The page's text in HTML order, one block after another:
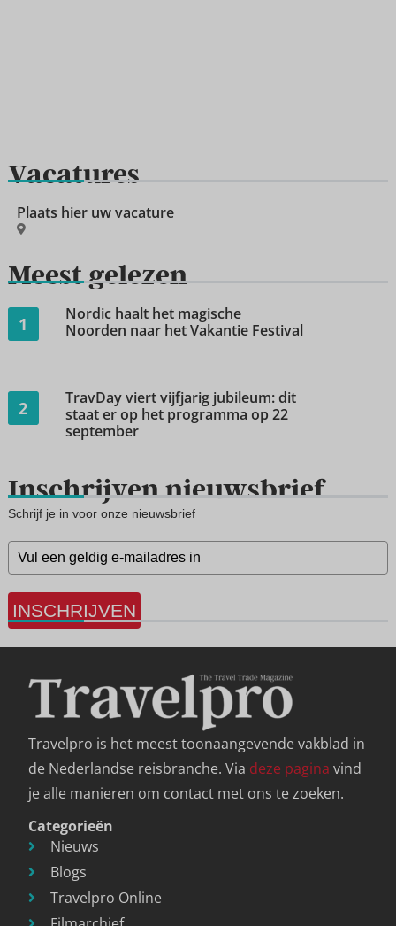
Vacatures
Plaats hier uw vacature
Meest gelezen
1
Nordic haalt het magische
Noorden naar het Vakantie Festival
2
TravDay viert vijfjarig jubileum: dit
staat er op het programma op 22
september
Inschrijven nieuwsbrief
Schrijf je in voor onze nieuwsbrief
INSCHRIJVEN
Travelpro is het meest toonaangevende vakblad in
de Nederlandse reisbranche. Via deze pagina vind
je alle manieren om contact met ons te zoeken.
Categorieën
Nieuws
Blogs
Travelpro Online